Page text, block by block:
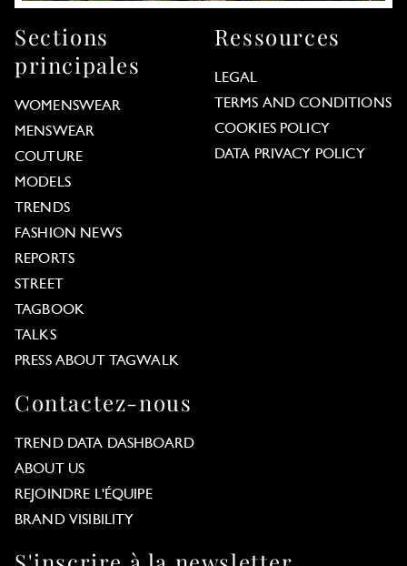
Sections
principales
WOMENSWEAR
MENSWEAR
COUTURE
MODELS
TRENDS
FASHION NEWS
REPORTS
STREET
TAGBOOK
TALKS
PRESS ABOUT TAGWALK
Ressources
LEGAL
TERMS AND CONDITIONS
COOKIES POLICY
DATA PRIVACY POLICY
Contactez-nous
TREND DATA DASHBOARD
ABOUT US
REJOINDRE L'ÉQUIPE
BRAND VISIBILITY